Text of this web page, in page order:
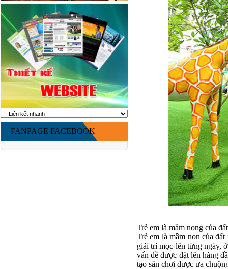
FANPAGE FACEBOOK
Trẻ em là mầm nong của
Trẻ em là mầm non của
giải trí mọc lên từng ngày,
vấn đề được đặt lên hàng
tạo sân chơi được ưa